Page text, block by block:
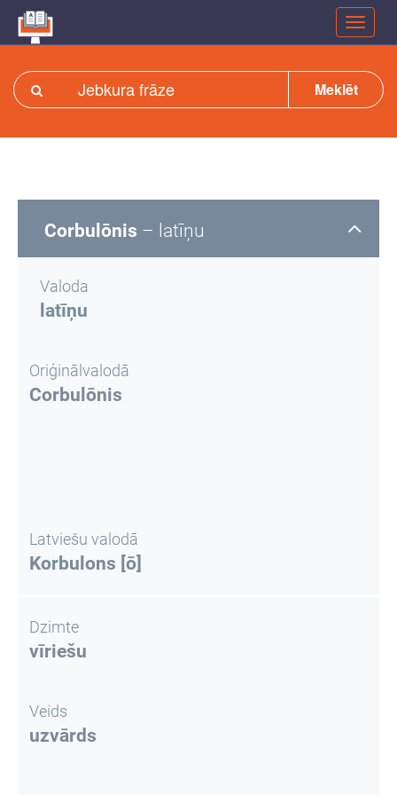
Meklēt
Corbulōnis – latīņu
Valoda
latīņu
Oriģinālvalodā
Corbulōnis
Latviešu valodā
Korbulons [ō]
Dzimte
vīriešu
Veids
uzvārds